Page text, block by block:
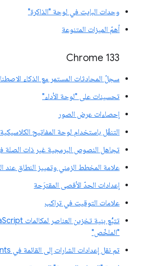
وحدات البايت في لوحة "الذاكرة"
أهمّ الميزات المتنوعة
‫Chrome 133
سجلّ المحادثات المستمر مع الذكاء
تحسينات على "لوحة الأداء"
إحصاءات عرض الصور
التنقّل باستخدام لوحة المفاتيح
تجاهل النصوص البرمجية غير ذات
علامة المخطط الزمني وتمييز النطاق عند
إعدادات الحدّ الأقصى المقترَحة
علامات التوقيت في تراكب
"الملخّص"
تم نقل إعدادات الشارات إلى القائمة في Elements